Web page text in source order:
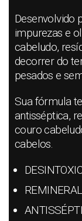
Desenvolvido
impurezas e
cabeludo,
decorrer do
pesados e
Sua fórmula
antisséptica,
couro
cabelos.